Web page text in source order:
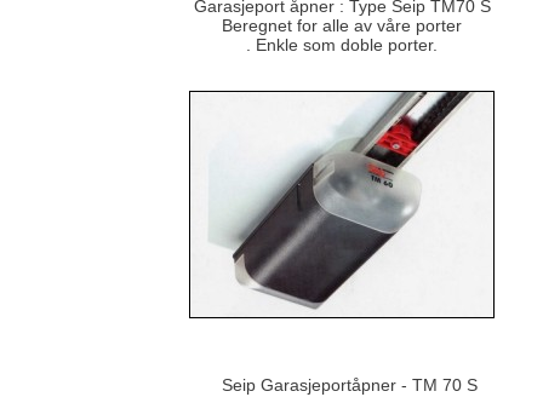
Garasjeport åpner : Type Seip TM70 S
Beregnet for alle av våre porter
. Enkle som doble porter.
Seip Garasjeportåpner - TM 70 S